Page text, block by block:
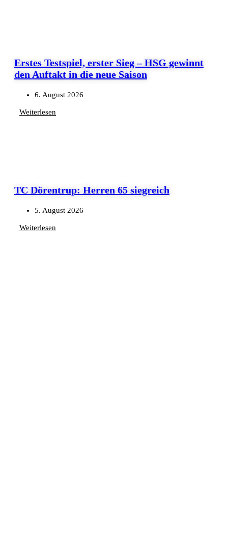
Erstes Testspiel, erster Sieg – HSG gewinnt
den Auftakt in die neue Saison
6. August 2026
Weiterlesen
TC Dörentrup: Herren 65 siegreich
5. August 2026
Weiterlesen